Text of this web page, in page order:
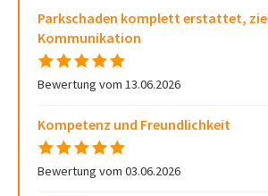
Parkschaden komplett erstattet,
Kommunikation
Bewertung vom 13.06.2026
Kompetenz und Freundlichkeit
Bewertung vom 03.06.2026